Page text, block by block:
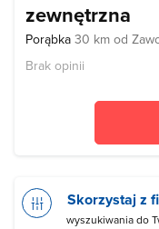
zewnętrzna
Porąbka 30 km od
Brak opinii
Skorzystaj z
wyszukiwania do